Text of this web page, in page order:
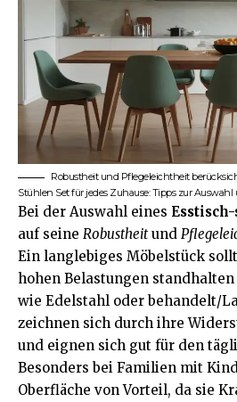
Robustheit und Pflegeleichtheit
Stühlen Set für jedes Zuhause: Tipps zur Auswahl
Bei der Auswahl eines
auf seine Robustheitund
Ein langlebiges Möbelstück
hohen Belastungen
wie Edelstahl oder behandelt/
zeichnen sich durch ihre
und eignen sich gut für den
Besonders bei Familien mit
Oberfläche von Vorteil, da sie